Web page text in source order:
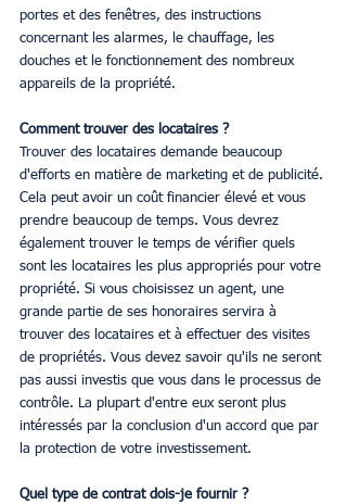
portes et des fenêtres, des instructions
concernant les alarmes, le chauffage, les
douches et le fonctionnement des nombreux
appareils de la propriété.
Comment trouver des locataires ?
Trouver des locataires demande beaucoup
d'efforts en matière de marketing et de publicité.
Cela peut avoir un coût financier élevé et vous
prendre beaucoup de temps. Vous devrez
également trouver le temps de vérifier quels
sont les locataires les plus appropriés pour votre
propriété. Si vous choisissez un agent, une
grande partie de ses honoraires servira à
trouver des locataires et à effectuer des visites
de propriétés. Vous devez savoir qu'ils ne seront
pas aussi investis que vous dans le processus de
contrôle. La plupart d'entre eux seront plus
intéressés par la conclusion d'un accord que par
la protection de votre investissement.
Quel type de contrat dois-je fournir ?